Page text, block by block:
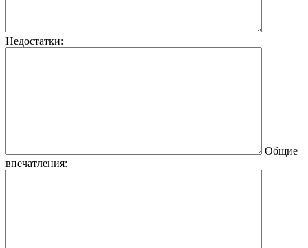
Недостатки:
Общие
впечатления: